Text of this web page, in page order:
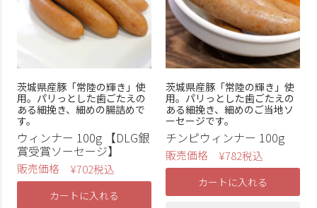
茨城県産豚「常陸の輝き」使
用。パリっとした歯ごたえの
ある細挽き、細めの腸詰めで
す。
ウィンナー 100g 【DLG銀
賞受賞ソーセージ】
販売価格 ¥702税込
カートに入れる
茨城県産豚「常陸の輝き」使
用。パリっとした歯ごたえの
ある細挽き、細めのご当地ソ
ーセージです。
チンピウィンナー 100g
販売価格 ¥782税込
カートに入れる